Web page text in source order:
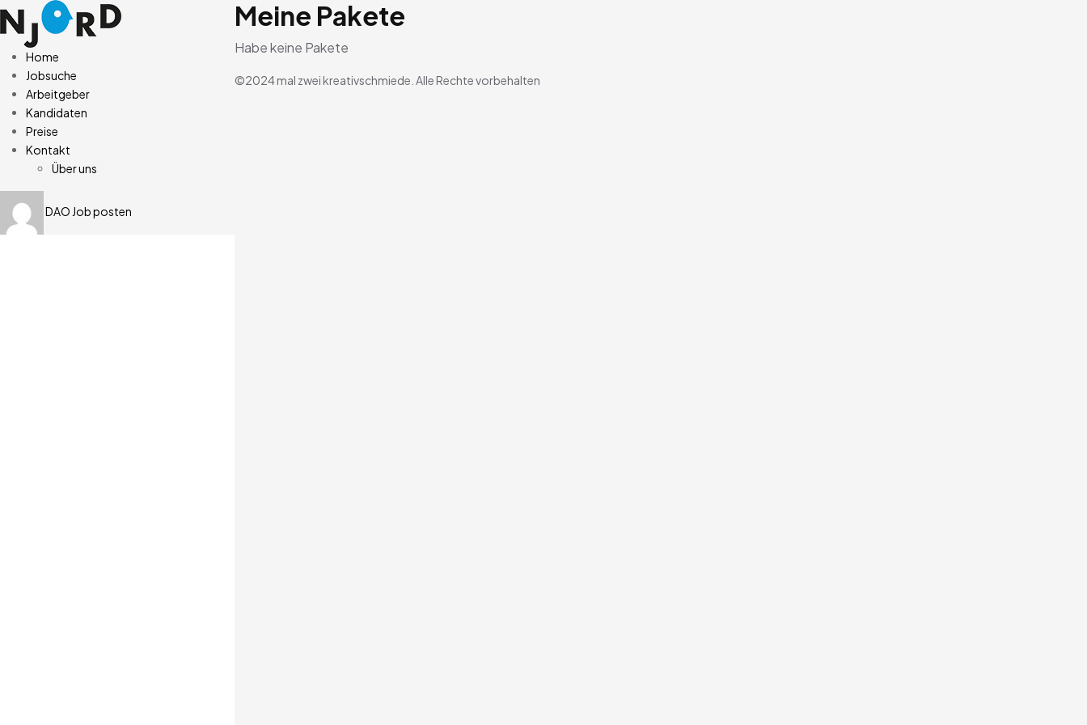
Home
Jobsuche
Arbeitgeber
Kandidaten
Preise
Kontakt
Über uns
DAO Job posten
Meine Pakete
Habe keine Pakete
©2024 mal zwei kreativschmiede. Alle Rechte vorbehalten